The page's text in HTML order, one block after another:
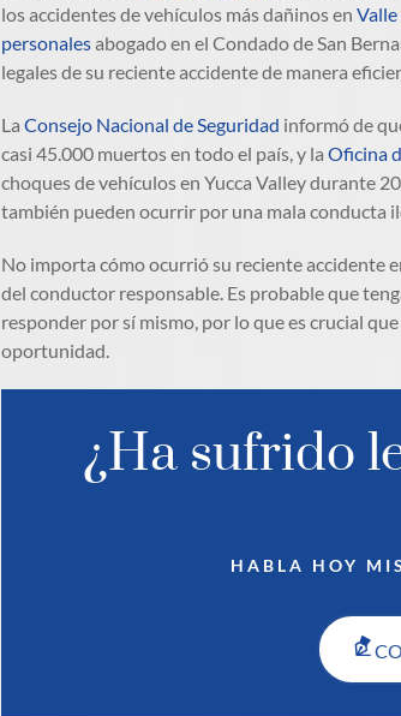
los accidentes de vehículos más dañinos enValle
personalesabogado en el Condado de San
legales de su reciente accidente de manera
La Consejo Nacional de Seguridad informó de
casi 45.000 muertos en todo el país, y la Oficina
choques de vehículos en Yucca Valley durante
también pueden ocurrir por una mala conducta
No importa cómo ocurrió su reciente accidente
del conductor responsable. Es probable que
responder por sí mismo, por lo que es crucial
oportunidad.
¿Ha sufrido
HABLA HOY